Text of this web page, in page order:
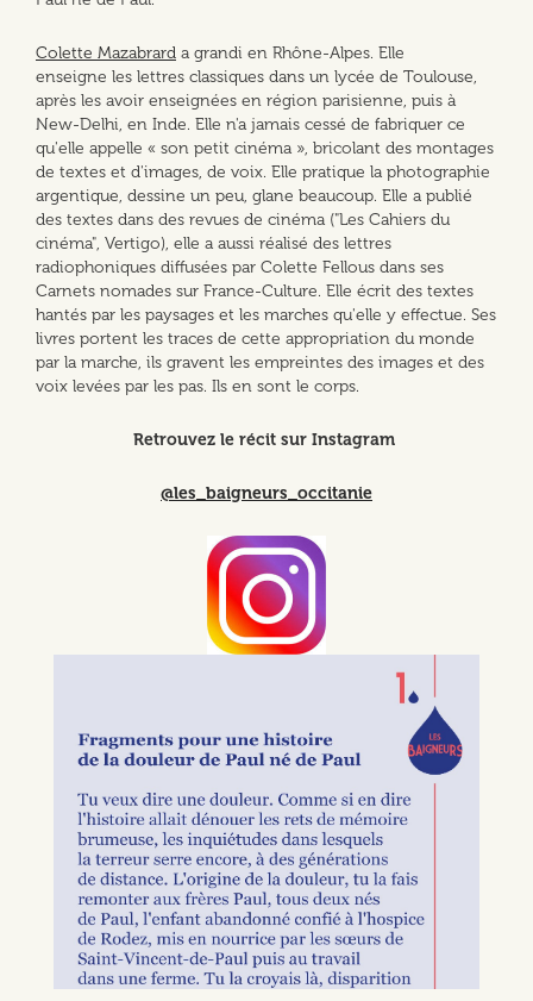
Colette Mazabrard a grandi en Rhône-Alpes. Elle
enseigne les lettres classiques dans un lycée de Toulouse,
après les avoir enseignées en région parisienne, puis à
New-Delhi, en Inde. Elle n'a jamais cessé de fabriquer ce
qu'elle appelle « son petit cinéma », bricolant des montages
de textes et d'images, de voix. Elle pratique la photographie
argentique, dessine un peu, glane beaucoup. Elle a publié
des textes dans des revues de cinéma ("Les Cahiers du
cinéma", Vertigo), elle a aussi réalisé des lettres
radiophoniques diffusées par Colette Fellous dans ses
Carnets nomades sur France-Culture. Elle écrit des textes
hantés par les paysages et les marches qu'elle y effectue. Ses
livres portent les traces de cette appropriation du monde
par la marche, ils gravent les empreintes des images et des
voix levées par les pas. Ils en sont le corps.
Retrouvez le récit sur Instagram
@les_baigneurs_occitanie